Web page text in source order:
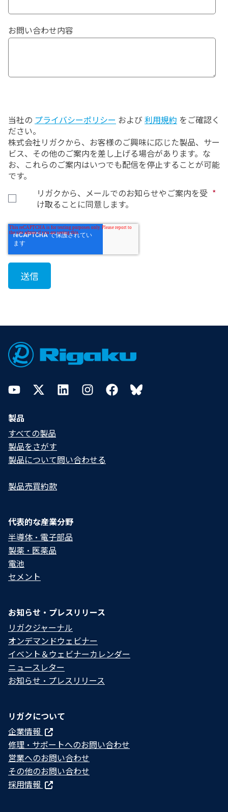
お問い合わせ内容
当社の プライバシーポリシー および 利用規約 をご確認く
ださい。
株式会社リガクから、お客様のご興味に応じた製品、サー
ビス、その他のご案内を差し上げる場合があります。な
お、これらのご案内はいつでも配信を停止することが可能
です。
リガクから、メールでのお知らせやご案内を受
け取ることに同意します。
*
Footer
YouTubeTwitterLinkedInInstagramFacebookBluesky
製品
すべての製品
製品をさがす
製品について問い合わせる​
製品売買約款
代表的な産業分野
半導体・電子部品
製薬・医薬品
電池
セメント
お知らせ・プレスリリース
リガクジャーナル
オンデマンドウェビナー
イベント＆ウェビナーカレンダー
ニュースレター
お知らせ・プレスリリース
リガクについて
企業情報
修理・サポートへのお問い合わせ
営業へのお問い合わせ
その他のお問い合わせ
採用情報